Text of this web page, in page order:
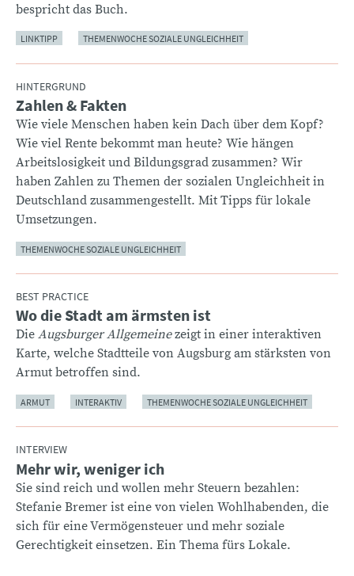
bespricht das Buch.
LINKTIPP THEMENWOCHE SOZIALE UNGLEICHHEIT
HINTERGRUND
:
Zahlen & Fakten
Wie viele Menschen haben kein Dach über dem Kopf?
Wie viel Rente bekommt man heute? Wie hängen
Arbeitslosigkeit und Bildungsgrad zusammen? Wir
haben Zahlen zu Themen der sozialen Ungleichheit in
Deutschland zusammengestellt. Mit Tipps für lokale
Umsetzungen.
THEMENWOCHE SOZIALE UNGLEICHHEIT
BEST PRACTICE
:Wo die Stadt am ärmsten ist
Die Augsburger Allgemeinezeigt in einer interaktiven
Karte, welche Stadtteile von Augsburg am stärksten von
Armut betroffen sind.
ARMUT INTERAKTIV THEMENWOCHE SOZIALE UNGLEICHHEIT
INTERVIEW
:Mehr wir, weniger ich
Sie sind reich und wollen mehr Steuern bezahlen:
Stefanie Bremer ist eine von vielen Wohlhabenden, die
sich für eine Vermögensteuer und mehr soziale
Gerechtigkeit einsetzen. Ein Thema fürs Lokale.